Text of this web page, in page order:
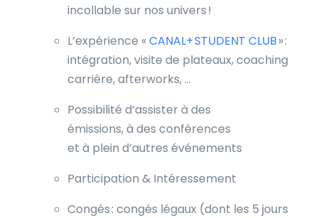
incollable sur nos univers !
L’expérience «CANAL+ STUDENT CLUB» :
intégration, visite de plateaux, coaching
carrière, afterworks, …
Possibilité d’assister à des
émissions, à des conférences
et à plein d’autres événements
Participation & Intéressement
Congés : congés légaux (dont les 5 jours